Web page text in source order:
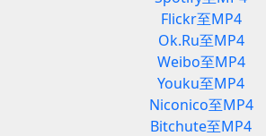
Flickr至MP4
Ok.Ru至MP4
Weibo至MP4
Youku至MP4
Niconico至MP4
Bitchute至MP4